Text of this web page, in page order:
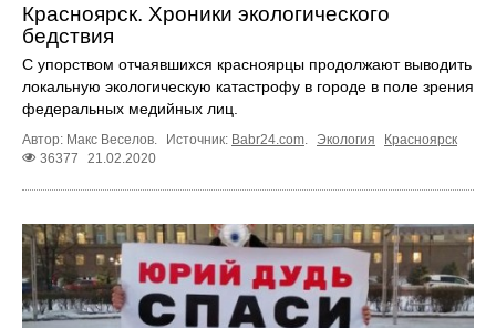
Красноярск. Хроники экологического
бедствия
С упорством отчаявшихся красноярцы продолжают выводить
локальную экологическую катастрофу в городе в поле зрения
федеральных медийных лиц.
Автор: Макс Веселов. Источник: Babr24.com. Экология
Красноярск
36377
21.02.2020